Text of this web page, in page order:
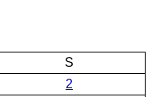
S
2